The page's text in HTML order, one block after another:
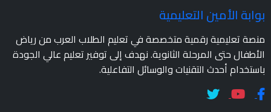
بوابة الأمين التعليمية
منصة تعليمية رقمية متخصصة في تعليم الطلاب العرب من رياض
الأطفال حتى المرحلة الثانوية. نهدف إلى توفير تعليم عالي الجودة
باستخدام أحدث التقنيات والوسائل التفاعلية.